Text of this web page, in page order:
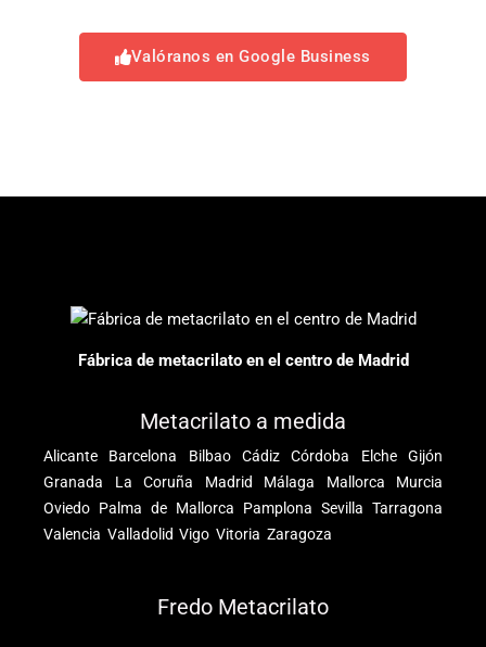
Valóranos en Google Business
Fábrica de metacrilato en el centro de Madrid
Metacrilato a medida
Alicante Barcelona Bilbao Cádiz Córdoba Elche
Gijón
Granada
La Coruña Madrid Málaga Mallorca
Murcia
Oviedo Palma de Mallorca Pamplona Sevilla Tarragona
Valencia Valladolid Vigo Vitoria Zaragoza
Fredo Metacrilato